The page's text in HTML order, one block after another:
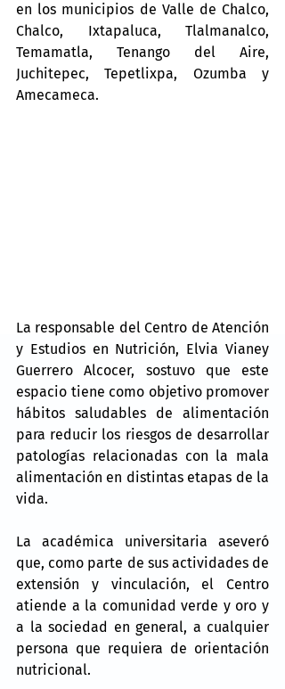
en los municipios de Valle de Chalco,
Chalco, Ixtapaluca, Tlalmanalco,
Temamatla, Tenango del Aire,
Juchitepec, Tepetlixpa, Ozumba y
Amecameca.
La responsable del Centro de Atención
y Estudios en Nutrición, Elvia Vianey
Guerrero Alcocer, sostuvo que este
espacio tiene como objetivo promover
hábitos saludables de alimentación
para reducir los riesgos de desarrollar
patologías relacionadas con la mala
alimentación en distintas etapas de la
vida.
La académica universitaria aseveró
que, como parte de sus actividades de
extensión y vinculación, el Centro
atiende a la comunidad verde y oro y
a la sociedad en general, a cualquier
persona que requiera de orientación
nutricional.